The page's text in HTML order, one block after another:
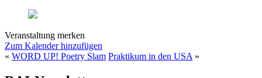
Veranstaltung merken
Zum Kalender hinzufügen
« WORD UP! Poetry Slam Praktikum in den USA »